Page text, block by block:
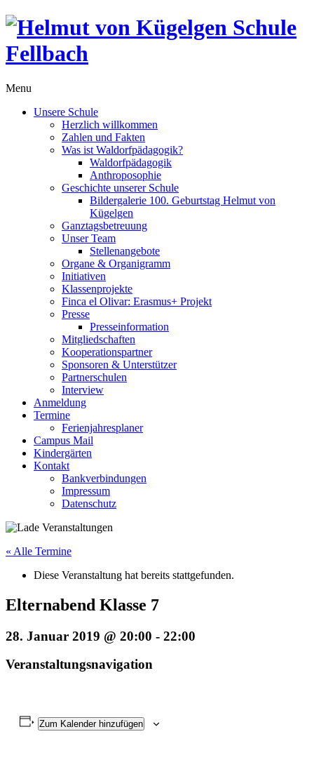
Menu
Unsere Schule
Herzlich willkommen
Zahlen und Fakten
Was ist Waldorfpädagogik?
Waldorfpädagogik
Anthroposophie
Geschichte unserer Schule
Bildergalerie 100. Geburtstag Helmut von
Kügelgen
Ganztagsbetreuung
Unser Team
Stellenangebote
Organe & Organigramm
Initiativen
Klassenprojekte
Finca el Olivar: Erasmus+ Projekt
Presse
Presseinformation
Mitgliedschaften
Kooperationspartner
Sponsoren & Unterstützer
Partnerschulen
Interview
Anmeldung
Termine
Ferienjahresplaner
Campus Mail
Kindergärten
Kontakt
Bankverbindungen
Impressum
Datenschutz
« Alle Termine
Diese Veranstaltung hat bereits stattgefunden.
Elternabend Klasse 7
28. Januar 2019 @ 20:00 - 22:00
Veranstaltungsnavigation
Zum Kalender hinzufügen